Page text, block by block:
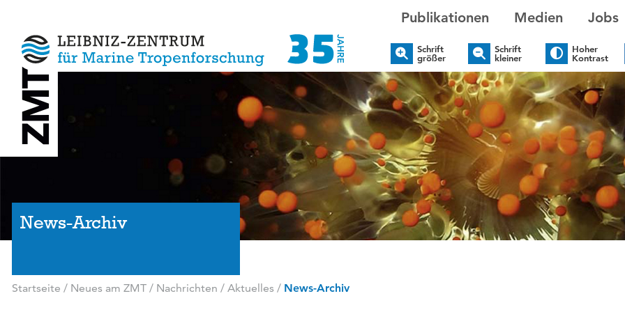
Publikationen Medien Jobs
Schrift
größer
Schrift
kleiner
Hoher
Kontrast
News-Archiv
Startseite / Neues am ZMT/ Nachrichten / Aktuelles / News-Archiv